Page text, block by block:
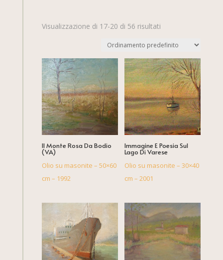
Visualizzazione di 17-20 di 56 risultati
Il Monte Rosa Da Bodio
(VA)
Olio su masonite – 50×60
cm – 1992
Immagine E Poesia Sul
Lago Di Varese
Olio su masonite – 30×40
cm – 2001